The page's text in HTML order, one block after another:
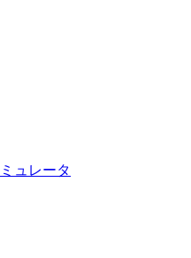
ュレータ